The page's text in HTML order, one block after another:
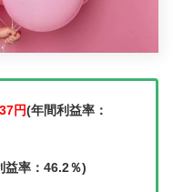
円(年間利益率：
益率：46.2％)